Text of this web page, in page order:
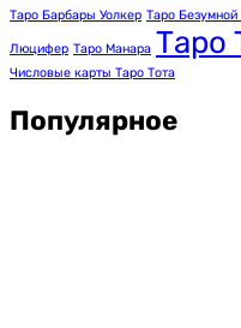
Таро Барбары Уолкер Таро
Люцифер Таро Манара Таро
Числовые карты Таро Тота
Популярное